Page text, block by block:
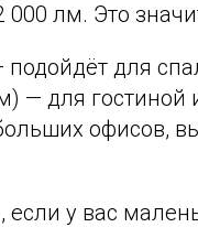
лм. Это
для
— для гостиной
офисов,
если у вас